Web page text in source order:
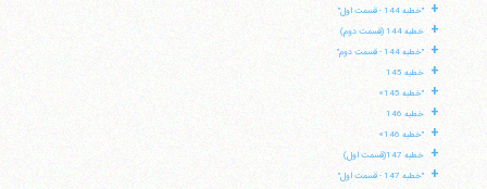
+ "خطبه 144 - قسمت اول"
+ خطبه 144 (قسمت دوم)
+ "خطبه 144 - قسمت دوم"
+ خطبه 145
+ "خطبه 145»
+ خطبه 146
+ "خطبه 146»
+ خطبه 147(قسمت اول)
+ "خطبه 147 - قسمت اول"